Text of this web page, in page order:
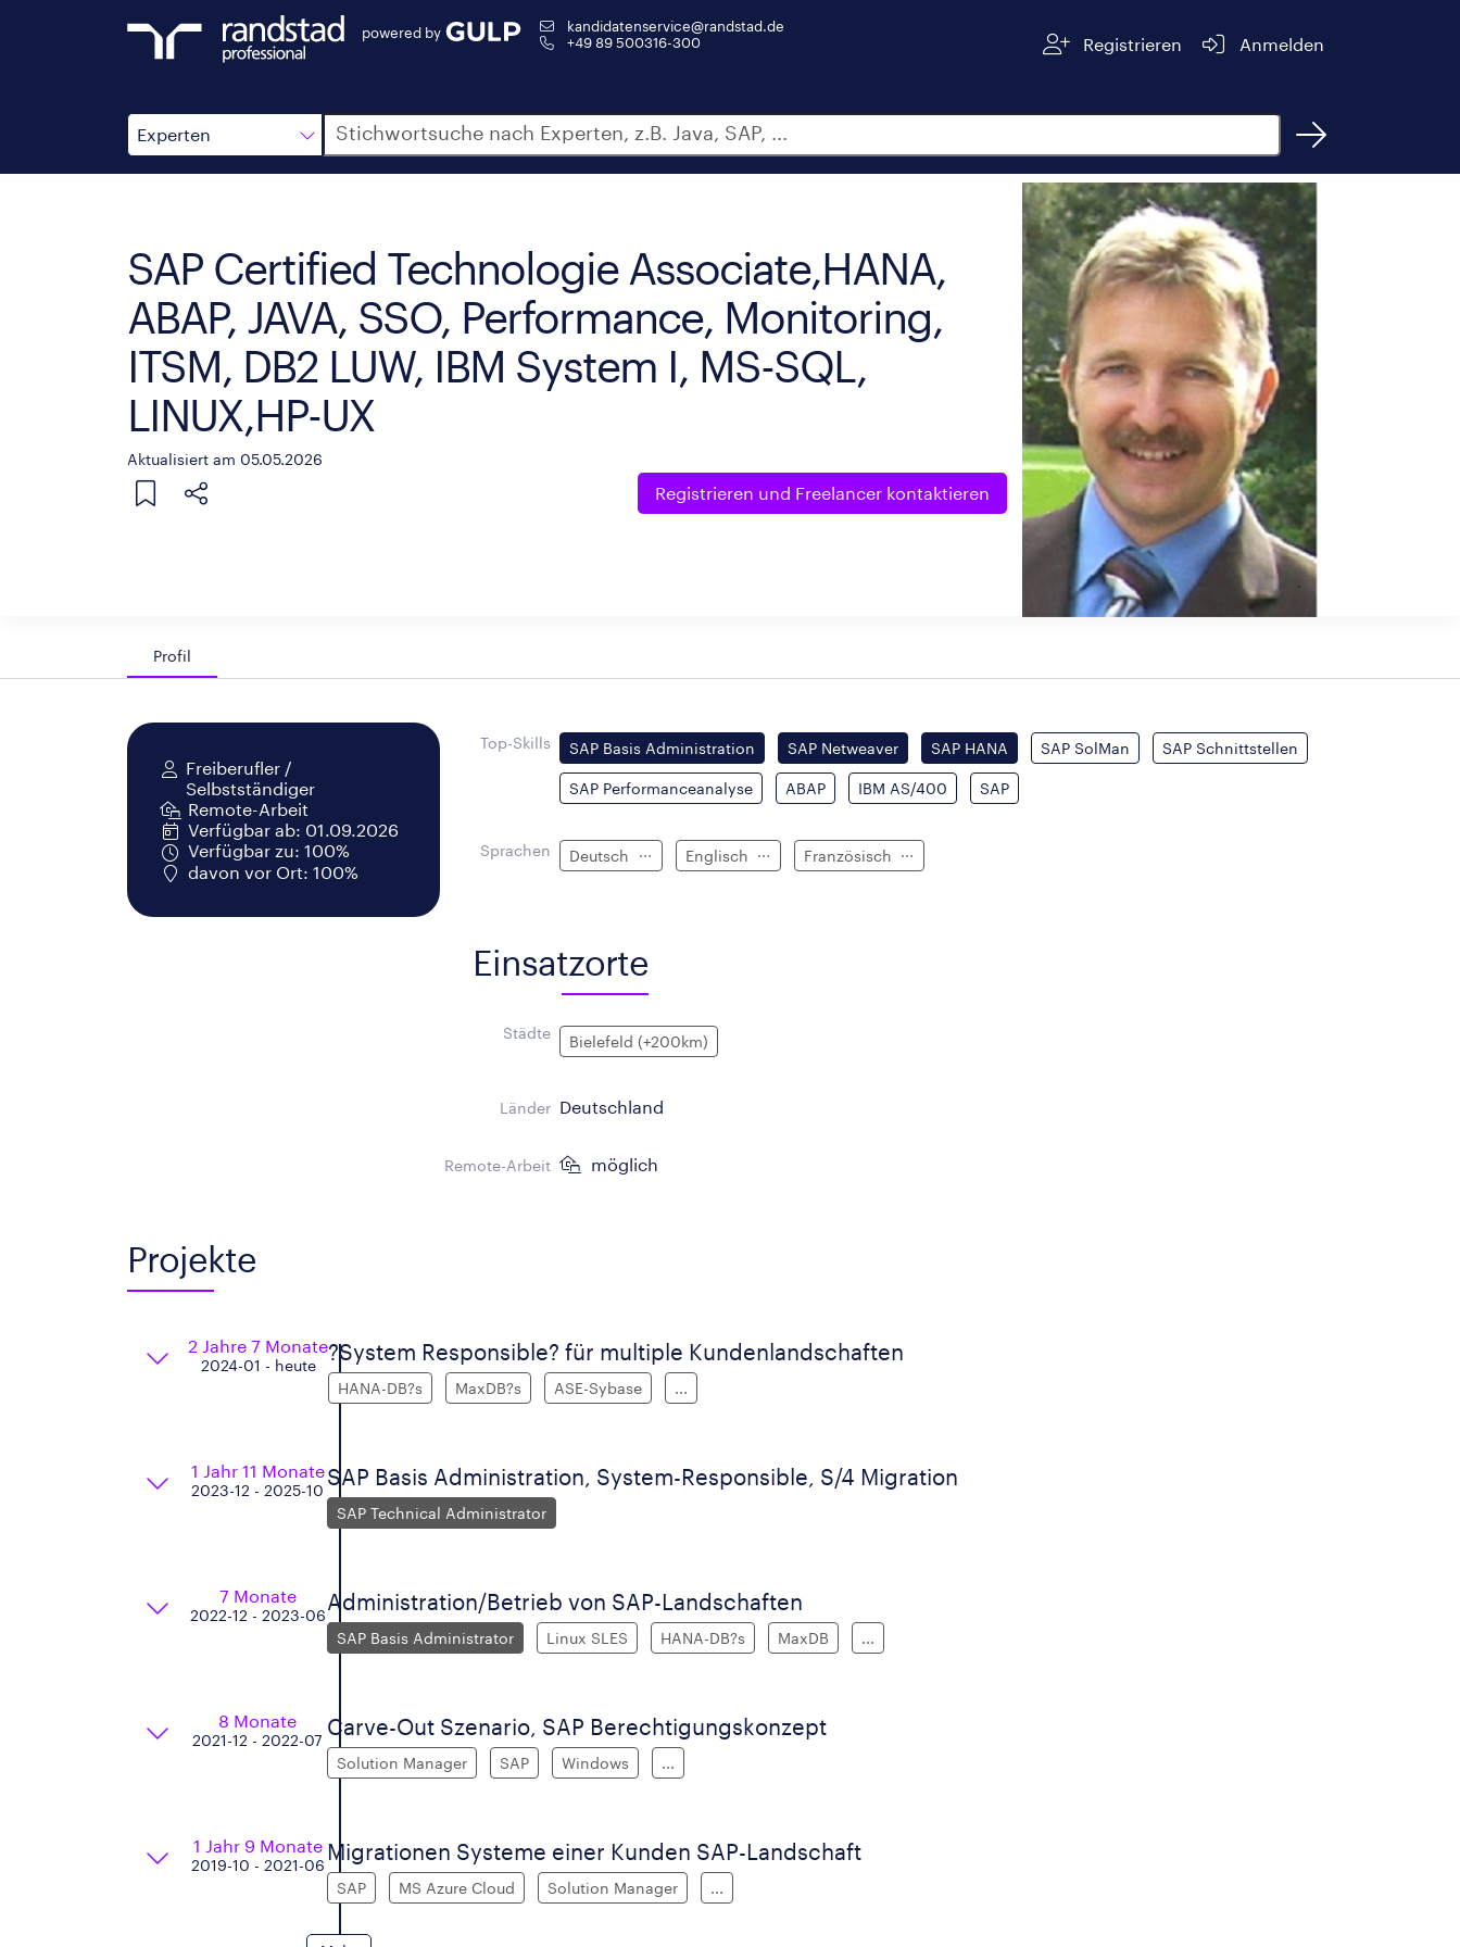
powered by
kandidatenservice@randstad.de
+49 89 500316-300
Registrieren Anmelden
Experten
Suche
SAP Certified Technologie Associate,HANA,
ABAP, JAVA, SSO, Performance, Monitoring,
ITSM, DB2 LUW, IBM System I, MS-SQL,
LINUX,HP-UX
Aktualisiert am 05.05.2026
Registrieren und Freelancer kontaktieren
Profil
Freiberufler /
Selbstständiger
Remote-Arbeit
Verfügbar ab: 01.09.2026
Verfügbar zu: 100%
davon vor Ort: 100%
Top-Skills SAP Basis Administration SAP Netweaver SAP HANA SAP SolMan SAP Schnittstellen
SAP Performanceanalyse ABAP IBM AS/400 SAP
Sprachen Deutsch Englisch Französisch
Einsatzorte
Städte Bielefeld (+200km)
Länder Deutschland
Remote-Arbeit möglich
Projekte
2 Jahre 7 Monate
2024-01 - heute
?System Responsible? für multiple Kundenlandschaften
HANA-DB?s MaxDB?s ASE-Sybase ...
1 Jahr 11 Monate
2023-12 - 2025-10
SAP Basis Administration, System-Responsible, S/4 Migration
SAP Technical Administrator
7 Monate
2022-12 - 2023-06
Administration/Betrieb von SAP-Landschaften
SAP Basis Administrator Linux SLES HANA-DB?s MaxDB ...
8 Monate
2021-12 - 2022-07
Carve-Out Szenario, SAP Berechtigungskonzept
Solution Manager SAP Windows ...
1 Jahr 9 Monate
2019-10 - 2021-06
Migrationen Systeme einer Kunden SAP-Landschaft
SAP MS Azure Cloud Solution Manager ...